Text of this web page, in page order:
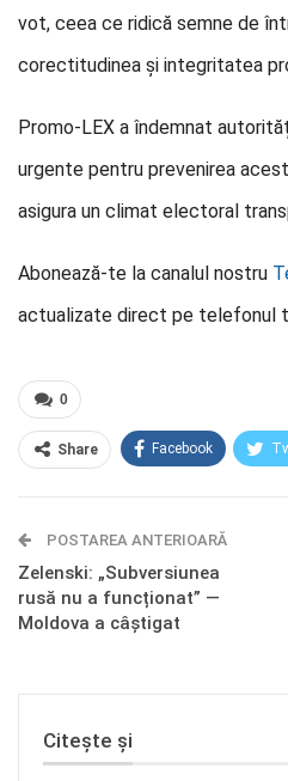
vot, ceea ce ridică semne de
corectitudinea și integritatea
Promo-LEX a îndemnat
urgente pentru prevenirea
asigura un climat electoral
Abonează-te la canalul nostru
actualizate direct pe telefonul
0
Share Facebook
Telegram OK.ru
POSTAREA ANTERIOARĂ
Zelenski: „Subversiunea
rusă nu a funcționat” —
Moldova a câștigat
Citește și